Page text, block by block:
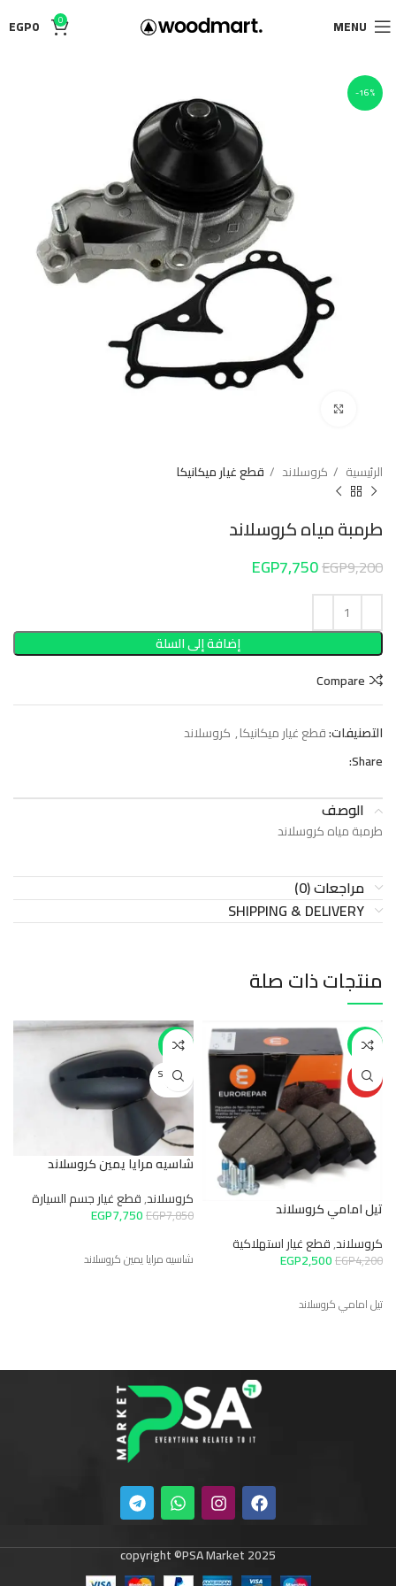
MENU
0
EGP0
-16%
الرئيسية كروسلاند قطع غيار ميكانيكا
طرمبة مياه كروسلاند
EGP9,200
EGP7,750
إضافة إلى السلة
Compare
التصنيفات:قطع غيار ميكانيكا, كروسلاند
Share:
الوصف
طرمبة مياه كروسلاند
مراجعات (0)
SHIPPING & DELIVERY
منتجات ذات صلة
-40%
HOT
تيل امامي كروسلاند
كروسلاند,قطع غيار استهلاكية
EGP4,200
EGP2,500
تيل امامي كروسلاند
-1%
SOLD O
UT
شاسيه مرايا يمين كروسلاند
كروسلاند,قطع غيار جسم السيارة
EGP7,850
EGP7,750
شاسيه مرايا يمين كروسلاند
copyright ©PSA Market 2025